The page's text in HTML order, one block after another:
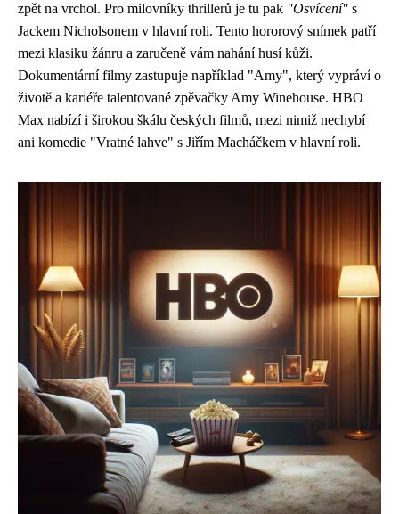
zpět na vrchol. Pro milovníky thrillerů je tu pak "Osvícení" s
Jackem Nicholsonem v hlavní roli. Tento hororový snímek patří
mezi klasiku žánru a zaručeně vám nahání husí kůži.
Dokumentární filmy zastupuje například "Amy", který vypráví o
životě a kariéře talentované zpěvačky Amy Winehouse. HBO
Max nabízí i širokou škálu českých filmů, mezi nimiž nechybí
ani komedie "Vratné lahve" s Jiřím Macháčkem v hlavní roli.